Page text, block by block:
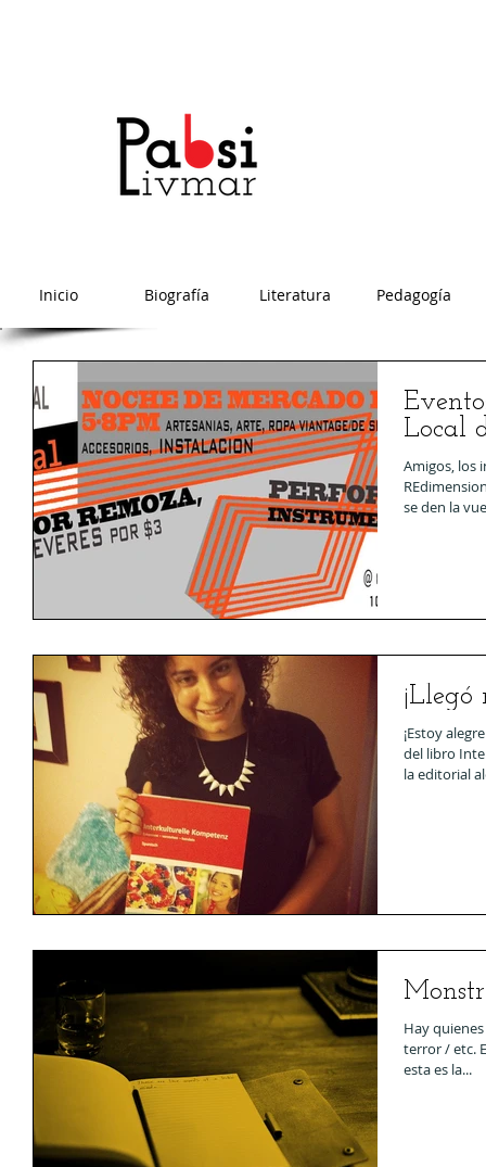
Inicio Biografía Literatura Pedagogía
Local
Amigos, los
se den la
¡Estoy
del libro
la editorial
Hay
terror / etc.
esta es la...